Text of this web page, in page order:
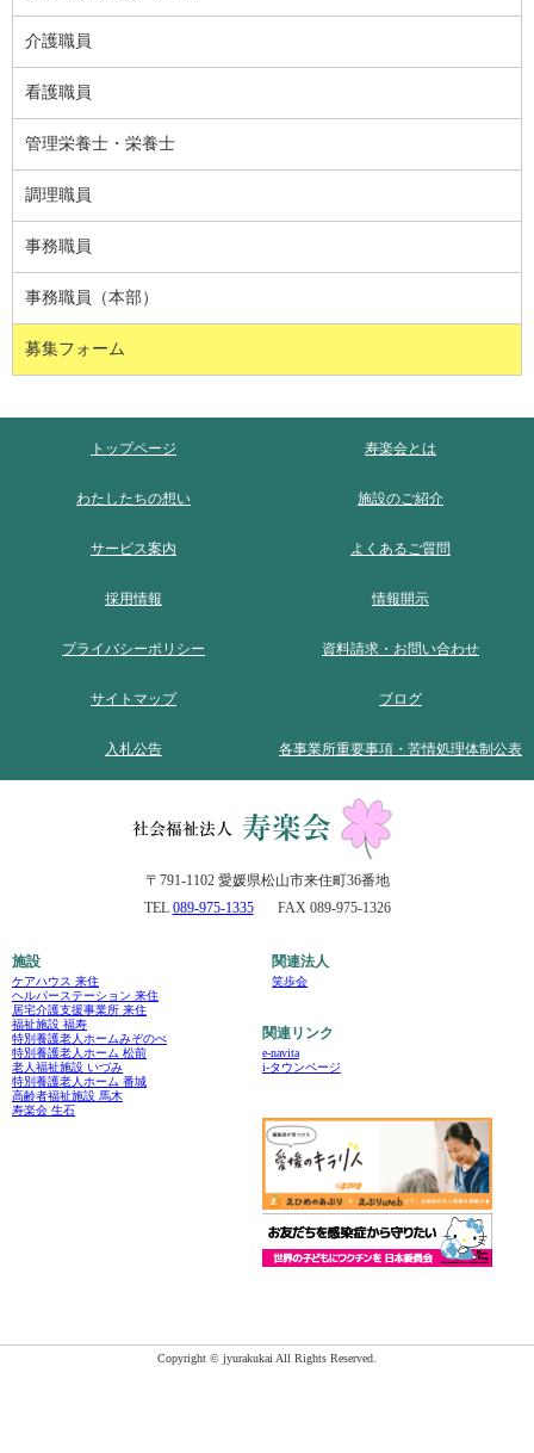
介護職員
看護職員
管理栄養士・栄養士
調理職員
事務職員
事務職員（本部）
募集フォーム
トップページ 寿楽会とは
わたしたちの想い 施設のご紹介
サービス案内 よくあるご質問
採用情報 情報開示
プライバシーポリシー 資料請求・お問い合わせ
サイトマップ ブログ
入札公告 各事業所重要事項・苦情処理体制公表
〒791-1102 愛媛県松山市来住町36番地
TEL 089-975-1335 FAX 089-975-1326
施設
ケアハウス 来住
ヘルパーステーション 来住
居宅介護支援事業所 来住
福祉施設 福寿
特別養護老人ホームみぞのべ
特別養護老人ホーム 松前
老人福祉施設 いづみ
特別養護老人ホーム 番城
高齢者福祉施設 馬木
寿楽会 生石
関連法人
笑歩会
関連リンク
e-navita
i-タウンページ
Copyright © jyurakukai All Rights Reserved.